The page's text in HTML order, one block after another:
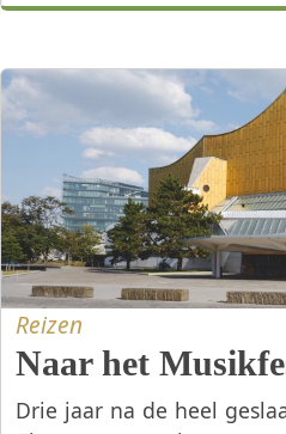
Reizen
Naar het
Drie jaar na de heel